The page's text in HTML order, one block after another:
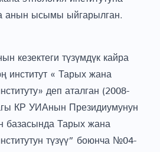
анын ысымы ыйгарылган.
кезектеги түзүмдүк кайра
институт « Тарых жана
деп аталган (2008-
КР УИАнын Президиумунун
базасында Тарых жана
түзүү” боюнча №04-